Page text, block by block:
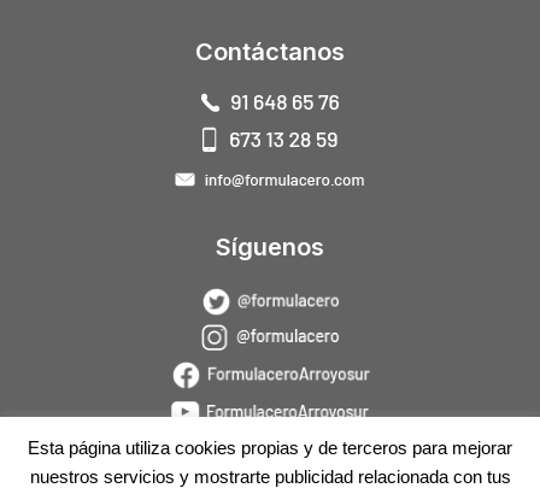
Contáctanos
Síguenos
Esta página utiliza cookies propias y de terceros para mejorar
nuestros servicios y mostrarte publicidad relacionada con tus